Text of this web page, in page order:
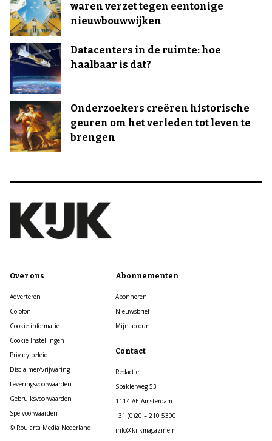
waren verzet tegen eentonige
nieuwbouwwijken
Datacenters in de ruimte: hoe
haalbaar is dat?
Onderzoekers creëren historische
geuren om het verleden tot leven te
brengen
Over ons
Adverteren
Colofon
Cookie informatie
Cookie Instellingen
Privacy beleid
Disclaimer/vrijwaring
Leveringsvoorwaarden
Gebruiksvoorwaarden
Spelvoorwaarden
© Roularta Media Nederland
Abonnementen
Abonneren
Nieuwsbrief
Mijn account
Contact
Redactie
Spaklerweg 53
1114 AE Amsterdam
+31 (0)20 – 210 5300
info@kijkmagazine.nl